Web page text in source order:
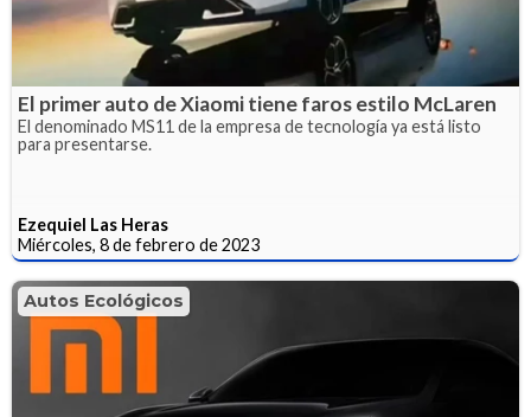
El primer auto de Xiaomi tiene faros estilo McLaren
El denominado MS11 de la empresa de tecnología ya está listo
para presentarse.
Ezequiel Las Heras
Miércoles, 8 de febrero de 2023
Autos Ecológicos